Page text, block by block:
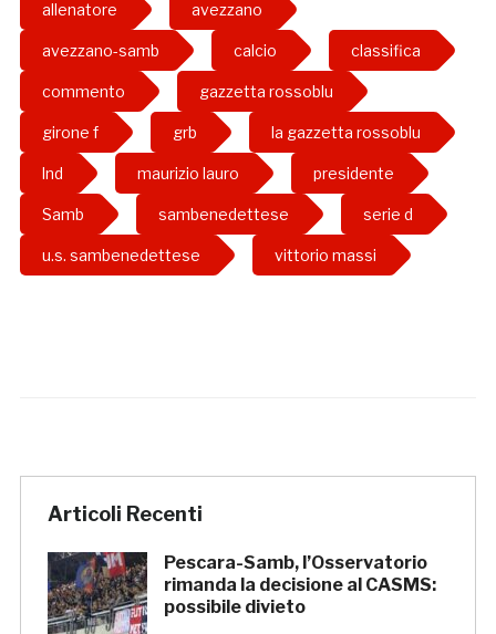
allenatore avezzano
avezzano-samb calcio classifica
commento gazzetta rossoblu
girone f grb la gazzetta rossoblu
lnd maurizio lauro presidente
Samb sambenedettese serie d
u.s. sambenedettese vittorio massi
Articoli Recenti
Pescara-Samb, l’Osservatorio
rimanda la decisione al CASMS:
possibile divieto